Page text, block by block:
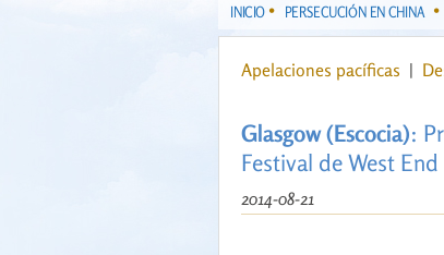
INICIO PERSECUCIÓN EN CHINA
Apelaciones pacíficas |
Glasgow (Escocia):
Festival de West
2014-08-21